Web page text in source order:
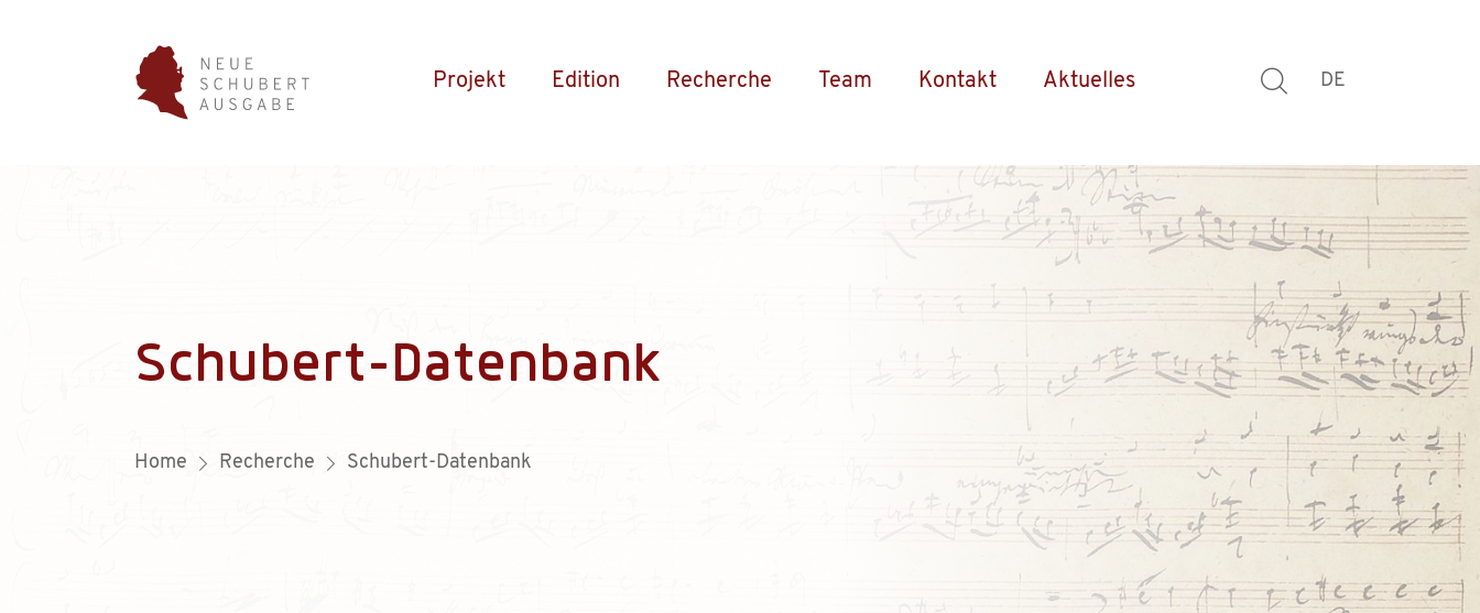
Projekt Edition Recherche Team Kontakt Aktuelles DE
Schubert-Datenbank
Home Recherche Schubert-Datenbank